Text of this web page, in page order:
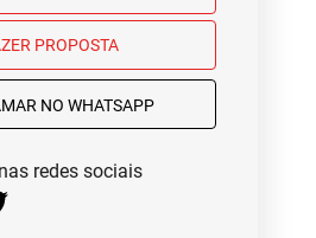
PROPOSTA
NO WHATSAPP
redes sociais